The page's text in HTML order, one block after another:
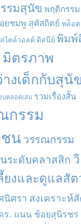
รมสุนัข พฤติกรรม
ยชมพู สุคัสถิตย์ พล็อต
ไตล์วอลต์ ดิสนีย์ พิมพ์
มิตรภาพ
งเด็กกับสุนัข
ตลอดเล่ม รวมเรื่องสั้น
กรรม
ชน วรรณกรรม
ระดับคลาสสิก
ยงและดูแลสัต
นิศรา สงเคราะห์
ร. แนน ช้อยสุนิรชร